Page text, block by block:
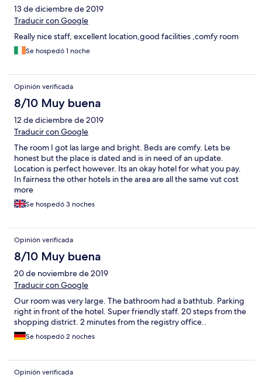
13 de diciembre de 2019
Traducir con Google
Really nice staff, excellent location,good facilities ,comfy room
Se hospedó 1 noche
Opinión verificada
8/10 Muy buena
12 de diciembre de 2019
Traducir con Google
The room I got las large and bright. Beds are comfy. Lets be
honest but the place is dated and is in need of an update.
Location is perfect however. Its an okay hotel for what you pay.
In fairness the other hotels in the area are all the same vut cost
more
Se hospedó 3 noches
Opinión verificada
8/10 Muy buena
20 de noviembre de 2019
Traducir con Google
Our room was very large. The bathroom had a bathtub. Parking
right in front of the hotel. Super friendly staff. 20 steps from the
shopping district. 2 minutes from the registry office..
Se hospedó 2 noches
Opinión verificada